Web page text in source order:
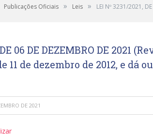
Publicações Oficiais » Leis » LEI Nº 3231/2021,
06 DE DEZEMBRO DE 2021
11 de dezembro de 2012, e dá
DE 2021